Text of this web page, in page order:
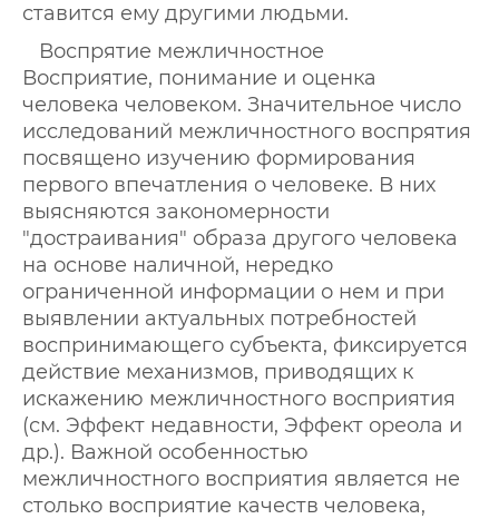
ставится ему другими людьми.
Воспрятие межличностное
Восприятие, понимание и оценка
человека человеком. Значительное число
исследований межличностного воспрятия
посвящено изучению формирования
первого впечатления о человеке. В них
выясняются закономерности
"достраивания" образа другого человека
на основе наличной, нередко
ограниченной информации о нем и при
выявлении актуальных потребностей
воспринимающего субъекта, фиксируется
действие механизмов, приводящих к
искажению межличностного восприятия
(см. Эффект недавности, Эффект ореола и
др.). Важной особенностью
межличностного восприятия является не
столько восприятие качеств человека,